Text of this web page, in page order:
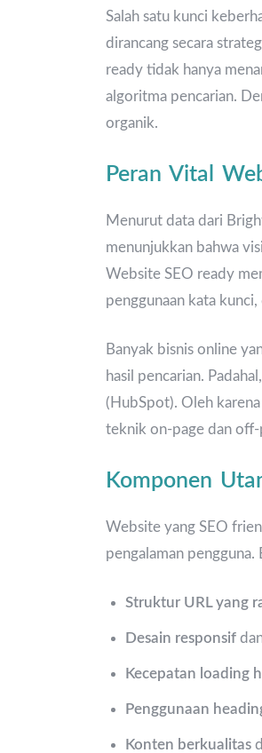
Salah satu kunci
dirancang secara
ready tidak hanya
algoritma pencarian.
organik.
Peran Vital
Menurut data dari
menunjukkan bahwa
Website SEO ready
penggunaan kata
Banyak bisnis online
hasil pencarian.
(HubSpot). Oleh
teknik on-page dan off-
Komponen
Website yang SEO
pengalaman
Struktur URL yang
Desain responsif
Kecepatan loading
Penggunaan
Konten berkualitas